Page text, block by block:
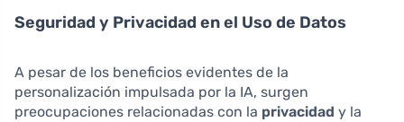
Seguridad y Privacidad en el Uso de Datos
A pesar de los beneficios evidentes de la
personalización impulsada por la IA, surgen
preocupaciones relacionadas con la privacidad y la